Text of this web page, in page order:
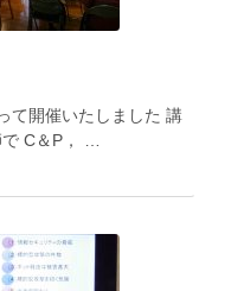
て開催いたしました 講
C＆P， …